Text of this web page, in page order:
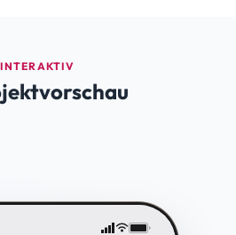
INTERAKTIV